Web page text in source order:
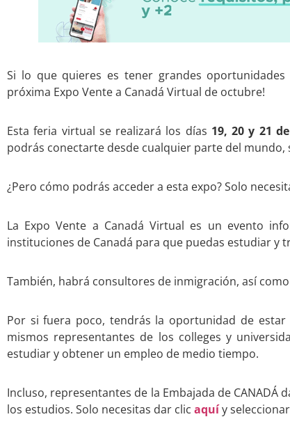
Si lo que quieres es tener grandes
próxima Expo Vente a Canadá Virtual de octubre!
Esta feria virtual se realizará los días 19, 20 y 21
podrás conectarte desde cualquier parte del
¿Pero cómo podrás acceder a esta expo? Solo
La Expo Vente a Canadá Virtual es un evento
instituciones de Canadá para que puedas estudiar y
También, habrá consultores de inmigración, así
Por si fuera poco, tendrás la oportunidad de
mismos representantes de los colleges y
estudiar y obtener un empleo de medio tiempo.
Incluso, representantes de la Embajada de
los estudios. Solo necesitas dar clic aquíy